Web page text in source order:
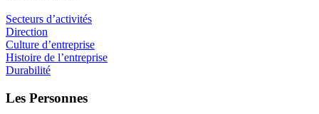
Secteurs d’activités
Direction
Culture d’entreprise
Histoire de l’entreprise
Durabilité
Les Personnes